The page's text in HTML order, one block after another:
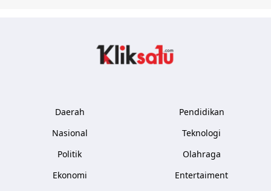
Daerah
Nasional
Politik
Ekonomi
Pendidikan
Teknologi
Olahraga
Entertaiment